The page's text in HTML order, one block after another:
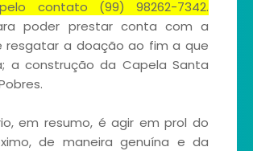
contato (99) 98262-7342.
poder prestar conta com a
resgatar a doação ao fim a que
a construção da Capela Santa
em resumo, é agir em prol do
de maneira genuína e da